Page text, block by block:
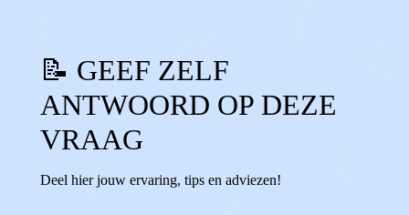
📝 GEEF ZELF
ANTWOORD OP DEZE
VRAAG
Deel hier jouw ervaring, tips en adviezen!